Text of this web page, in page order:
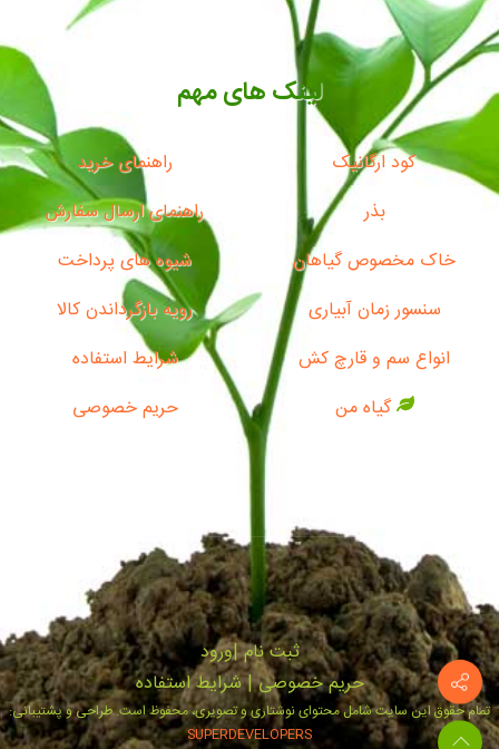
لینک های مهم
کود ارگانیک
بذر
خاک مخصوص گیاهان
سنسور زمان آبیاری
انواع سم و قارچ کش
گیاه من
راهنمای خرید
راهنمای ارسال سفارش
شیوه های پرداخت
رویه بازگرداندن کالا
شرایط استفاده
حریم خصوصی
ثبت‌ نام|ورود
حریم خصوصی|شرایط استفاده
تمام حقوق این سایت شامل محتوای نوشتاری و تصویری، محفوظ است. طراحی و پشتیبانی:
SUPERDEVELOPERS